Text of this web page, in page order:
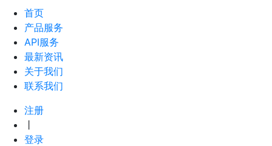
首页
产品服务
API服务
最新资讯
关于我们
联系我们
注册
登录